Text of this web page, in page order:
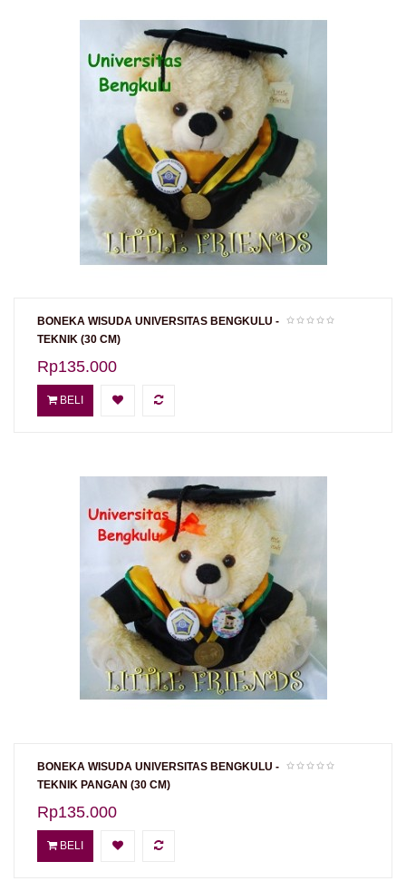
BONEKA WISUDA UNIVERSITAS BENGKULU -
TEKNIK (30 CM)
Rp135.000
BELI
BONEKA WISUDA UNIVERSITAS BENGKULU -
TEKNIK PANGAN (30 CM)
Rp135.000
BELI